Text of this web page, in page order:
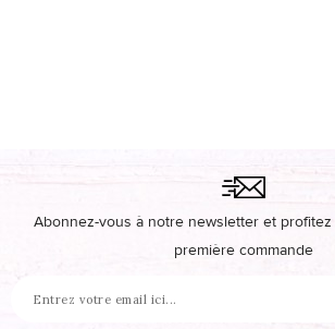
Abonnez-vous à notre newsletter et profitez
première commande